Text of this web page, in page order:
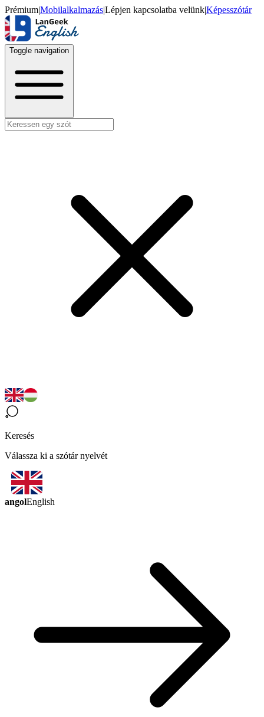
Prémium|Mobilalkalmazás|Lépjen kapcsolatba velünk|Képesszótár
Toggle navigation
Keresés
Válassza ki a szótár nyelvét
angolEnglish